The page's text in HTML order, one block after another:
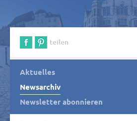
teilen
Aktuelles
Newsarchiv
Newsletter abonnieren